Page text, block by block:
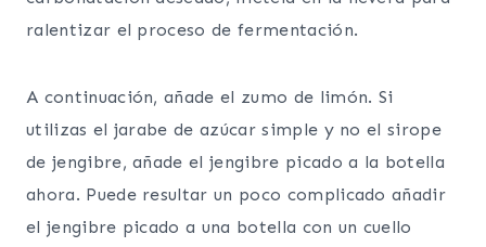
ralentizar el proceso de fermentación.
A continuación, añade el zumo de limón. Si
utilizas el jarabe de azúcar simple y no el sirope
de jengibre, añade el jengibre picado a la botella
ahora. Puede resultar un poco complicado añadir
el jengibre picado a una botella con un cuello